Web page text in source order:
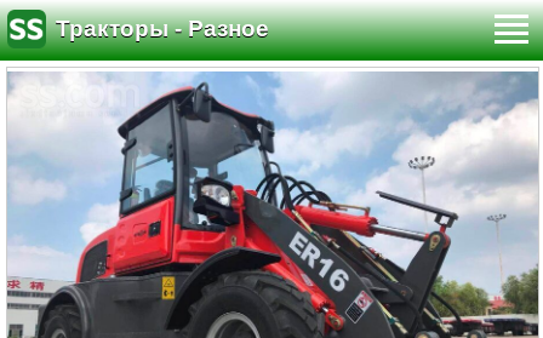
Тракторы - Разное